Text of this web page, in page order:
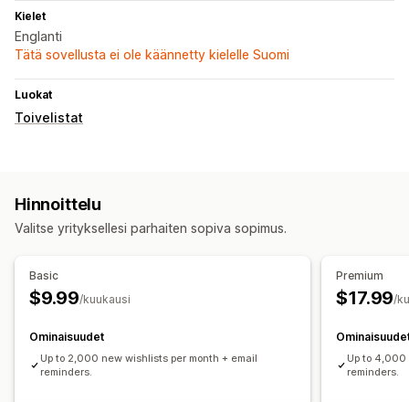
Kielet
Englanti
Tätä sovellusta ei ole käännetty kielelle Suomi
Luokat
Toivelistat
Hinnoittelu
Valitse yrityksellesi parhaiten sopiva sopimus.
Basic
$9.99/kuukausi
Ominaisuudet
Up to 2,000 new wishlists per month + email
reminders.
Premium
$17.99/
Up to
reminders.